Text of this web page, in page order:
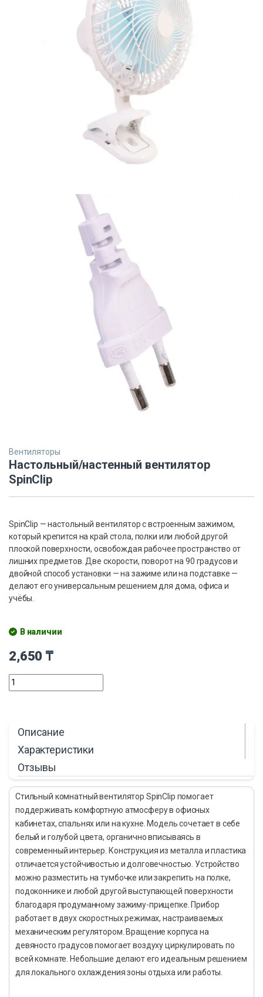
Вентиляторы
Настольный/настенный вентилятор
SpinClip
SpinClip — настольный вентилятор с встроенным зажимом,
который крепится на край стола, полки или любой другой
плоской поверхности, освобождая рабочее пространство от
лишних предметов. Две скорости, поворот на 90 градусов и
двойной способ установки — на зажиме или на подставке —
делают его универсальным решением для дома, офиса и
учёбы.
В наличии
2,650 ₸
Описание
Характеристики
Отзывы
Стильный комнатный вентилятор SpinClip помогает
поддерживать комфортную атмосферу в офисных
кабинетах, спальнях или на кухне. Модель сочетает в себе
белый и голубой цвета, органично вписываясь в
современный интерьер. Конструкция из металла и пластика
отличается устойчивостью и долговечностью. Устройство
можно разместить на тумбочке или закрепить на полке,
подоконнике и любой другой выступающей поверхности
благодаря продуманному зажиму-прищепке. Прибор
работает в двух скоростных режимах, настраиваемых
механическим регулятором. Вращение корпуса на
девяносто градусов помогает воздуху циркулировать по
всей комнате. Небольшие делают его идеальным решением
для локального охлаждения зоны отдыха или работы.